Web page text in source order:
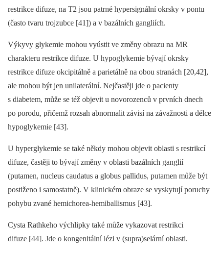
restrikce difuze, na T2 jsou patrné hypersignální okrsky v pontu
(často tvaru trojzubce [41]) a v bazálních gangliích.
Výkyvy glykemie mohou vyústit ve změny obrazu na MR
charakteru restrikce difuze. U hypoglykemie bývají okrsky
restrikce difuze okcipitálně a parietálně na obou stranách [20,42],
ale mohou být jen unilaterální. Nejčastěji jde o pa­cienty
s diabetem, může se též objevit u novorozenců v prvních dnech
po porodu, přičemž rozsah abnormalit závisí na závažnosti a délce
hypoglykemie [43].
U hyperglykemie se také někdy mohou objevit oblasti s restrikcí
difuze, častěji to bývají změny v oblasti bazálních ganglií
(putamen, nucleus caudatus a globus pal­lidus, putamen může být
postiženo i samostatně). V klinickém obraze se vyskytují poruchy
pohybu zvané hemichorea-hemibal­lismus [43].
Cysta Rathkeho výchlipky také může vykazovat restrikci
difuze [44]. Jde o kongenitální lézi v (supra)selární oblasti.